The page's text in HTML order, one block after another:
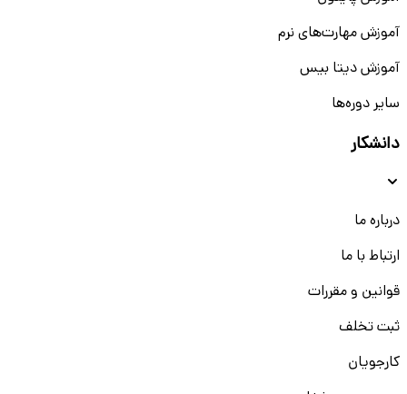
آموزش مهارت‌های نرم
آموزش دیتا بیس
سایر دوره‌ها
دانشکار
درباره ما
ارتباط با ما
قوانین و مقررات
ثبت تخلف
کارجویان